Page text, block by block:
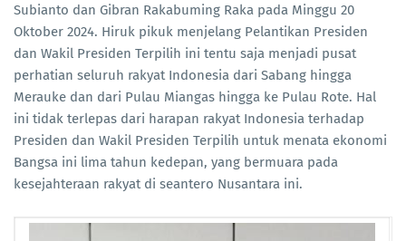
Subianto dan Gibran Rakabuming Raka pada Minggu 20
Oktober 2024. Hiruk pikuk menjelang Pelantikan Presiden
dan Wakil Presiden Terpilih ini tentu saja menjadi pusat
perhatian seluruh rakyat Indonesia dari Sabang hingga
Merauke dan dari Pulau Miangas hingga ke Pulau Rote. Hal
ini tidak terlepas dari harapan rakyat Indonesia terhadap
Presiden dan Wakil Presiden Terpilih untuk menata ekonomi
Bangsa ini lima tahun kedepan, yang bermuara pada
kesejahteraan rakyat di seantero Nusantara ini.